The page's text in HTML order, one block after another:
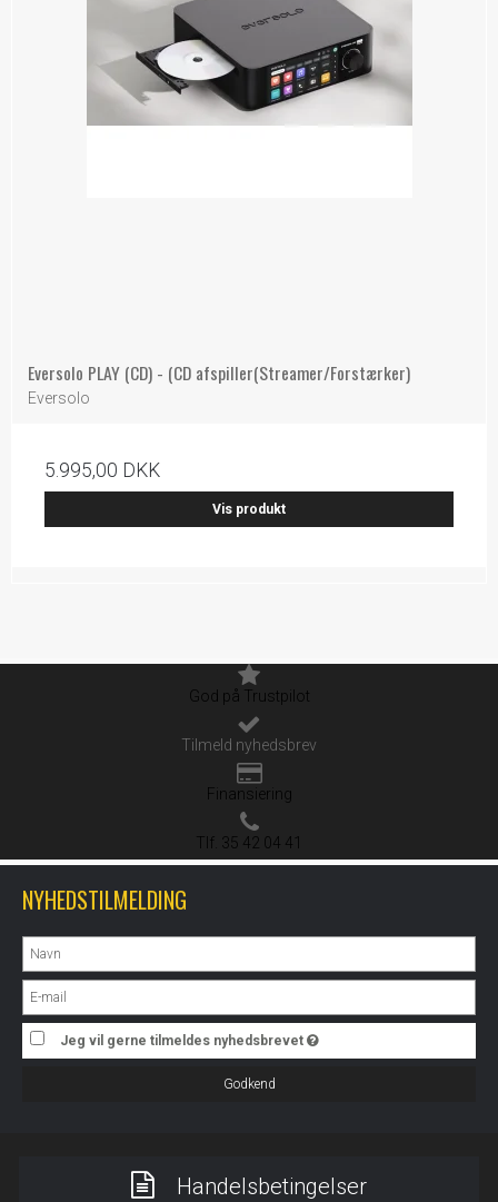
Eversolo PLAY (CD) - (CD afspiller(Streamer/Forstærker)
Eversolo
5.995,00 DKK
Vis produkt
God på Trustpilot
Tilmeld nyhedsbrev
Finansiering
Tlf. 35 42 04 41
NYHEDSTILMELDING
Jeg vil gerne tilmeldes nyhedsbrevet
Godkend
Handelsbetingelser